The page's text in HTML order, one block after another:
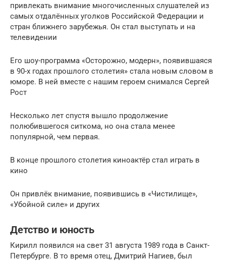
привлекать внимание многочисленных слушателей из
самых отдалённых уголков Российской Федерации и
стран ближнего зарубежья. Он стал выступать и на
телевидении
Его шоу-программа «Осторожно, модерн», появившаяся
в 90-х годах прошлого столетия» стала новым словом в
юморе. В ней вместе с нашим героем снимался Сергей
Рост
Несколько лет спустя вышло продолжение
полюбившегося ситкома, но она стала менее
популярной, чем первая.
В конце прошлого столетия киноактёр стал играть в
кино
Он привлёк внимание, появившись в «Чистилище»,
«Убойной силе» и других
Детство и юность
Кирилл появился на свет 31 августа 1989 года в Санкт-
Петербурге. В то время отец, Дмитрий Нагиев, был